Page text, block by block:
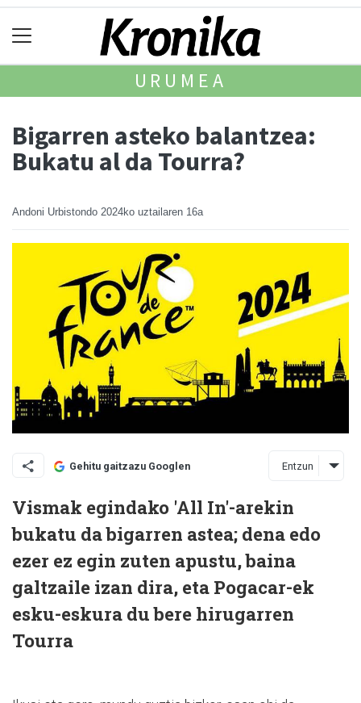
URUMEA
Bigarren asteko balantzea:
Bukatu al da Tourra?
Andoni Urbistondo 2024ko uztailaren 16a
Gehitu gaitzazu Googlen Entzun
Vismak egindako 'All In'-arekin
bukatu da bigarren astea; dena edo
ezer ez egin zuten apustu, baina
galtzaile izan dira, eta Pogacar-ek
esku-eskura du bere hirugarren
Tourra